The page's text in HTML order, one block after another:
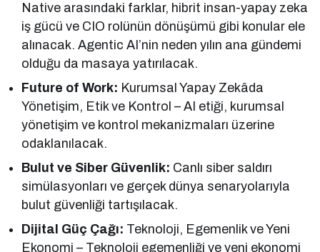
Native arasındaki farklar, hibrit insan-yapay zeka
iş gücü ve CIO rolünün dönüşümü gibi konular ele
alınacak. Agentic AI’nin neden yılın ana gündemi
olduğu da masaya yatırılacak.
Future of Work: Kurumsal Yapay Zekâda
Yönetişim, Etik ve Kontrol – AI etiği, kurumsal
yönetişim ve kontrol mekanizmaları üzerine
odaklanılacak.
Bulut ve Siber Güvenlik: Canlı siber saldırı
simülasyonları ve gerçek dünya senaryolarıyla
bulut güvenliği tartışılacak.
Dijital Güç Çağı: Teknoloji, Egemenlik ve Yeni
Ekonomi – Teknoloji egemenliği ve yeni ekonomi